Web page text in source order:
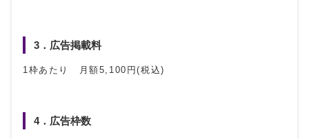
3．広告掲載料
1枠あたり 月額5,100円(税込)
4．広告枠数